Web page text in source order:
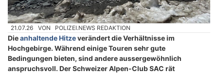
21.07.26 VON POLIZEI.NEWS REDAKTION
Dieanhaltende Hitzeverändert die Verhältnisse im
Hochgebirge. Während einige Touren sehr gute
Bedingungen bieten, sind andere aussergewöhnlich
anspruchsvoll. Der Schweizer Alpen-Club SAC rät